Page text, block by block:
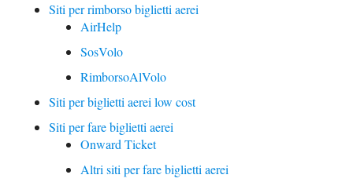
Siti per rimborso biglietti aerei
AirHelp
SosVolo
RimborsoAlVolo
Siti per biglietti aerei low cost
Siti per fare biglietti aerei
Onward Ticket
Altri siti per fare biglietti aerei